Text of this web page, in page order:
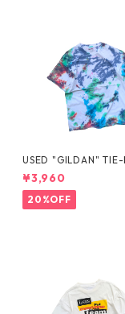
USED "GILDAN"
E
¥3,960
20%OFF